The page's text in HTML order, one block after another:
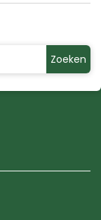
Zoeken